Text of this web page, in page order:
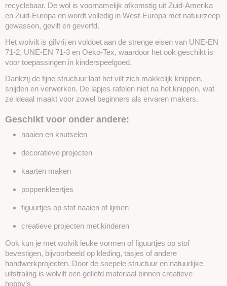
recyclebaar. De wol is voornamelijk afkomstig uit Zuid-Amerika
en Zuid-Europa en wordt volledig in West-Europa met natuurzeep
gewassen, gevilt en geverfd.
Het wolvilt is gifvrij en voldoet aan de strenge eisen van UNE-EN
71-2, UNE-EN 71-3 en Oeko-Tex, waardoor het ook geschikt is
voor toepassingen in kinderspeelgoed.
Dankzij de fijne structuur laat het vilt zich makkelijk knippen,
snijden en verwerken. De lapjes rafelen niet na het knippen, wat
ze ideaal maakt voor zowel beginners als ervaren makers.
Geschikt voor onder andere:
naaien en knutselen
decoratieve projecten
kaarten maken
poppenkleertjes
figuurtjes op stof naaien of lijmen
creatieve projecten met kinderen
Ook kun je met wolvilt leuke vormen of figuurtjes op stof
bevestigen, bijvoorbeeld op kleding, tasjes of andere
handwerkprojecten. Door de soepele structuur en natuurlijke
uitstraling is wolvilt een geliefd materiaal binnen creatieve
hobby’s.